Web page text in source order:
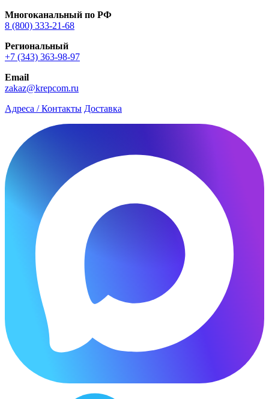
Многоканальный по РФ
8 (800) 333‑21-68
Региональный
+7 (343) 363-98-97
Email
zakaz@krepcom.ru
Адреса / Контакты Доставка